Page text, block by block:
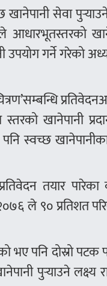
सेवा
उपयोग गर्ने गरेको
खानेपानी
स्वच्छ
तयार
ले ९० प्रतिशत
भए पनि दोस्रो पटक
पुर्‍याउने लक्ष्य